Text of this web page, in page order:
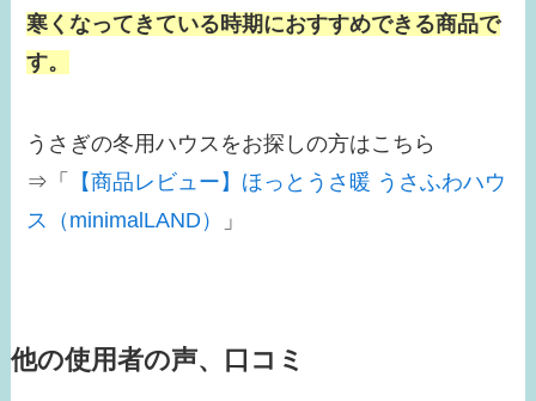
寒くなってきている時期におすすめできる商品で
す。
うさぎの冬用ハウスをお探しの方はこちら
⇒「
【商品レビュー】ほっとうさ暖 うさふわハウ
ス（minimalLAND）
」
他の使用者の声、口コミ